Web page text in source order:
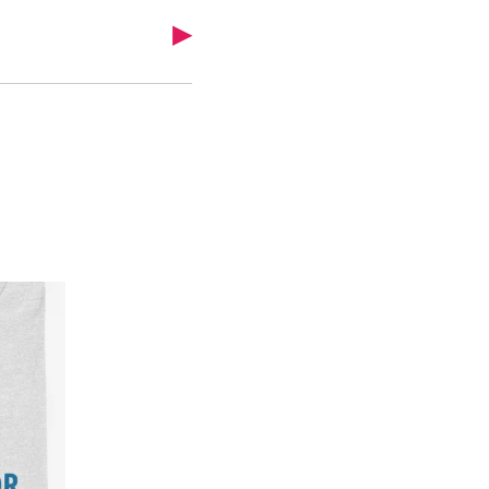
si po cestě dát třeba
▶
která je tak odolná, že i